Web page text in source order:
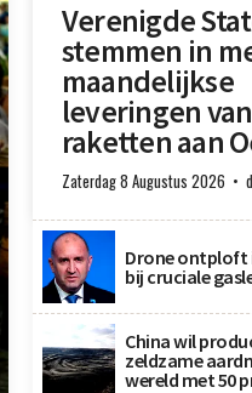
Verenigde
stemmen in
maandelijkse
leveringen
raketten aan
Zaterdag 8 Augustus 2026
Drone ontploft
bij cruciale
China wil
zeldzame
wereld met 50